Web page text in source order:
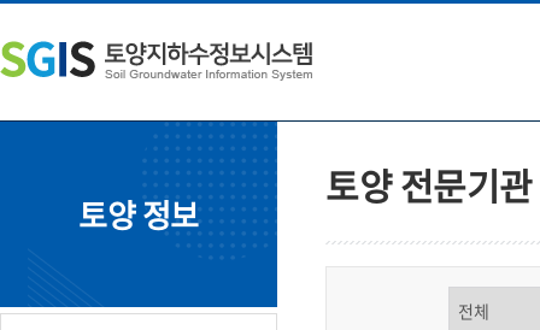
문
내
용
쪽
메
뉴
단
주
소
토양 정보
토양 전문기관